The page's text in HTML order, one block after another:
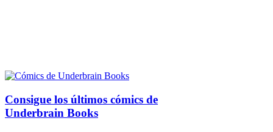
Consigue los últimos cómics de
Underbrain Books